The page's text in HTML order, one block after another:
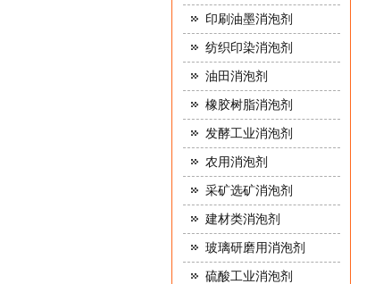
印刷油墨消泡剂
纺织印染消泡剂
油田消泡剂
橡胶树脂消泡剂
发酵工业消泡剂
农用消泡剂
采矿选矿消泡剂
建材类消泡剂
玻璃研磨用消泡剂
硫酸工业消泡剂